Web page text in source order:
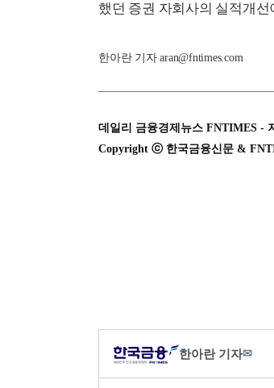
했던 증권 자회사의 실적개
한아란 기자 aran@fntimes.com
데일리 금융경제뉴스 FNTIMES -
Copyright ⓒ 한국금융신문 &
한아란 기자✉